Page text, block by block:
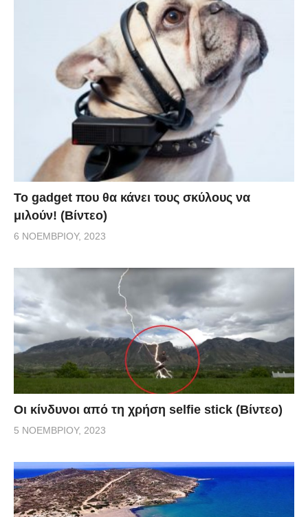
Το gadget που θα κάνει τους σκύλους να
μιλούν! (Βίντεο)
6 ΝΟΕΜΒΡΊΟΥ, 2023
Οι κίνδυνοι από τη χρήση selfie stick (Βίντεο)
5 ΝΟΕΜΒΡΊΟΥ, 2023